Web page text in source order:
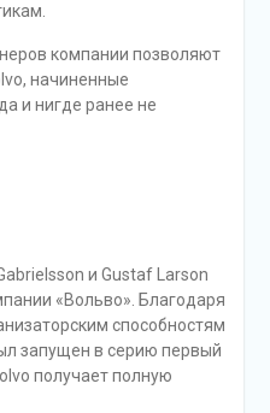
компании позволяют
начиненные
и нигде ранее не
и Gustaf Larson
«Вольво». Благодаря
способностям
запущен в серию первый
получает полную